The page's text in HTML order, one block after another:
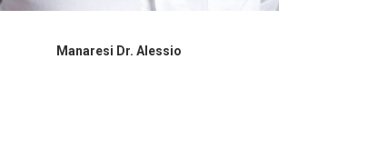
Manaresi Dr. Alessio